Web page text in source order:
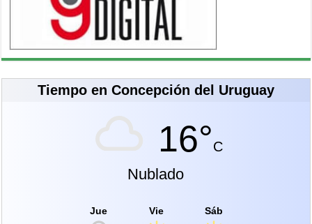
Tiempo en Concepción del Uruguay
16°C
Nublado
Jue Vie Sáb